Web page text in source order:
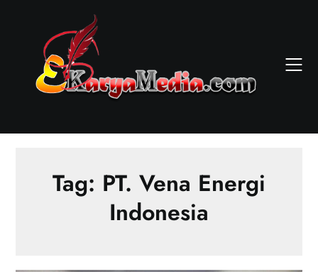
Tag: PT. Vena Energi
Indonesia